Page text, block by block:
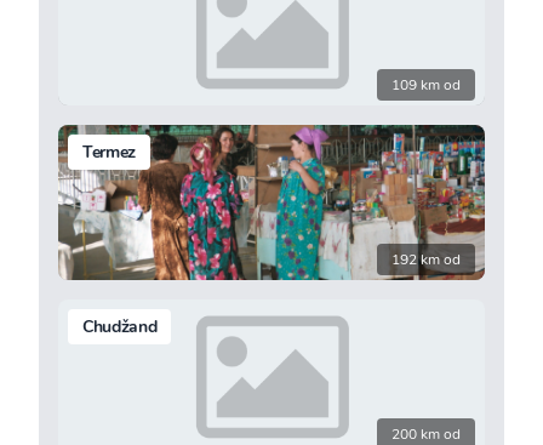
109 km od
Termez
192 km od
Chudžand
200 km od